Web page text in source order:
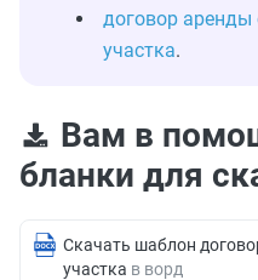
договор аренды
участка.
Вам в
бланки для
Скачать шаблон
участка в ворд